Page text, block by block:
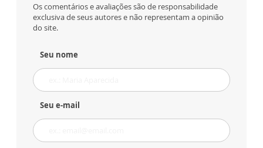
Os comentários e avaliações são de responsabilidade
exclusiva de seus autores e não representam a opinião
do site.
Seu nome
Seu e-mail